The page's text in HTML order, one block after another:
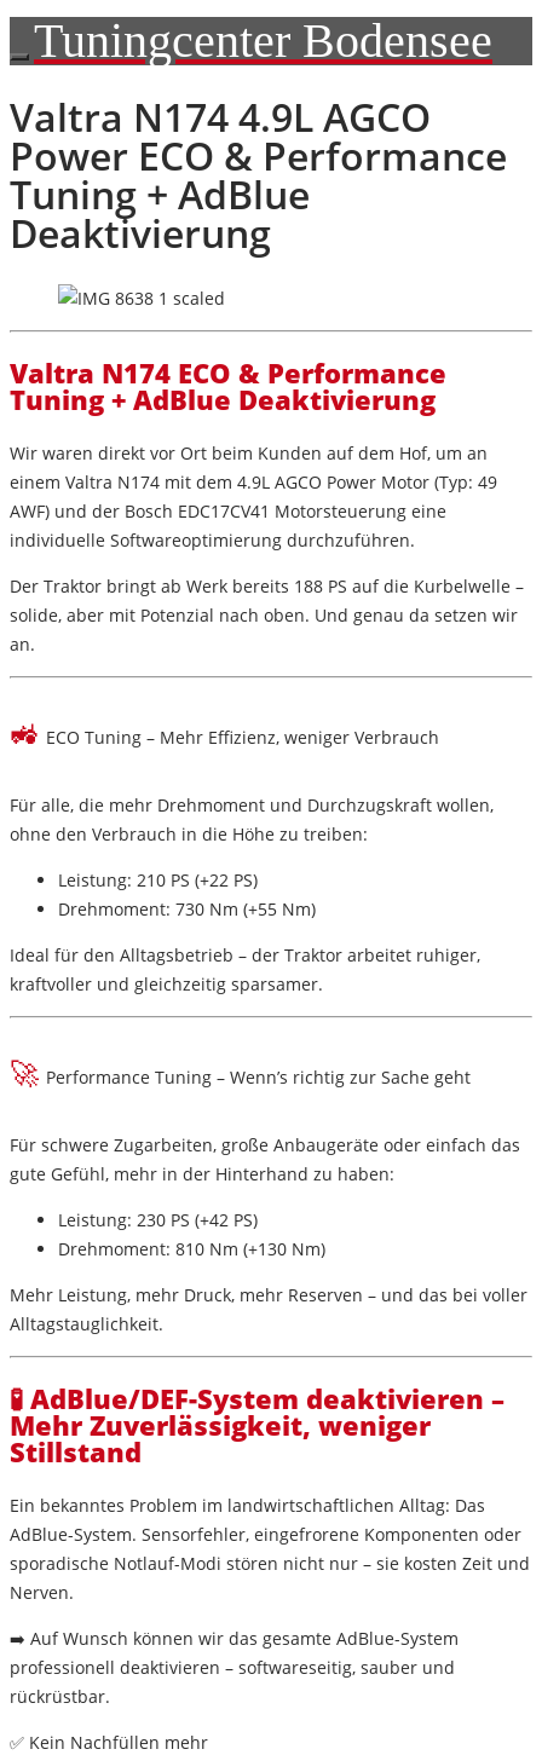
Tuningcenter Bodensee
Valtra N174 4.9L AGCO
Power ECO & Performance
Tuning + AdBlue
Deaktivierung
Valtra N174 ECO & Performance
Tuning + AdBlue Deaktivierung
Wir waren direkt vor Ort beim Kunden auf dem Hof, um an
einem Valtra N174 mit dem 4.9L AGCO Power Motor (Typ: 49
AWF) und der Bosch EDC17CV41 Motorsteuerung eine
individuelle Softwareoptimierung durchzuführen.
Der Traktor bringt ab Werk bereits 188 PS auf die Kurbelwelle –
solide, aber mit Potenzial nach oben. Und genau da setzen wir
an.
🚜 ECO Tuning – Mehr Effizienz, weniger Verbrauch
Für alle, die mehr Drehmoment und Durchzugskraft wollen,
ohne den Verbrauch in die Höhe zu treiben:
Leistung: 210 PS (+22 PS)
Drehmoment: 730 Nm (+55 Nm)
Ideal für den Alltagsbetrieb – der Traktor arbeitet ruhiger,
kraftvoller und gleichzeitig sparsamer.
🚀 Performance Tuning – Wenn’s richtig zur Sache geht
Für schwere Zugarbeiten, große Anbaugeräte oder einfach das
gute Gefühl, mehr in der Hinterhand zu haben:
Leistung: 230 PS (+42 PS)
Drehmoment: 810 Nm (+130 Nm)
Mehr Leistung, mehr Druck, mehr Reserven – und das bei voller
Alltagstauglichkeit.
🧪 AdBlue/DEF-System deaktivieren –
Mehr Zuverlässigkeit, weniger
Stillstand
Ein bekanntes Problem im landwirtschaftlichen Alltag: Das
AdBlue-System. Sensorfehler, eingefrorene Komponenten oder
sporadische Notlauf-Modi stören nicht nur – sie kosten Zeit und
Nerven.
➡️ Auf Wunsch können wir das gesamte AdBlue-System
professionell deaktivieren – softwareseitig, sauber und
rückrüstbar.
✅ Kein Nachfüllen mehr